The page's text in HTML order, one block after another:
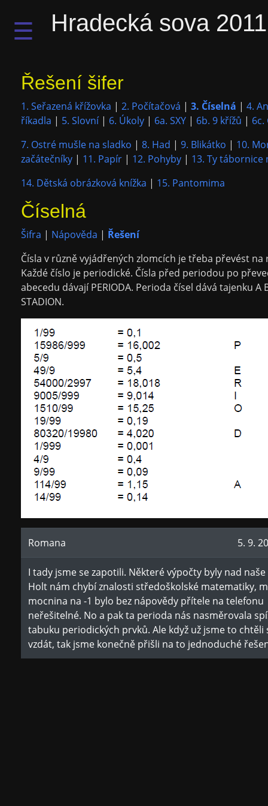
☰ Hradecká sova 2011
Řešení šifer
1. Seřazená křížovka | 2. Počítačová | 3. Číselná | 4.
říkadla | 5. Slovní| 6. Úkoly | 6a. SXY | 6b. 9 křížů |
7. Ostré mušle na sladko | 8. Had | 9. Blikátko | 10.
začátečníky | 11. Papír | 12. Pohyby | 13. Ty tábornice
14. Dětská obrázková knížka | 15. Pantomima
Číselná
Šifra | Nápověda | Řešení
Čísla v různě vyjádřených zlomcích je třeba převést na
Každé číslo je periodické. Čísla před periodou po
abecedu dávají PERIODA. Perioda čísel dává tajenku A
STADION.
Romana 5. 9.
I tady jsme se zapotili. Některé výpočty byly nad
Holt nám chybí znalosti středoškolské matematiky,
mocnina na -1 bylo bez nápovědy přítele na telefonu
neřešitelné. No a pak ta perioda nás nasměrovala
tabuku periodických prvků. Ale když už jsme to chtěli
vzdát, tak jsme konečně přišli na to jednoduché